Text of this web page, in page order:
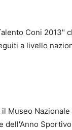
Coni 2013"
a livello
Museo
dell'Anno